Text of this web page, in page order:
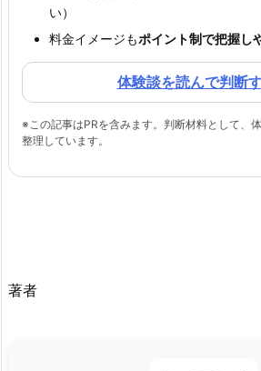
い）
料金イメージもポイント制で把握し
体験談を読んで判断
※この記事はPRを含みます。判断材料として、
整理しています。
著者